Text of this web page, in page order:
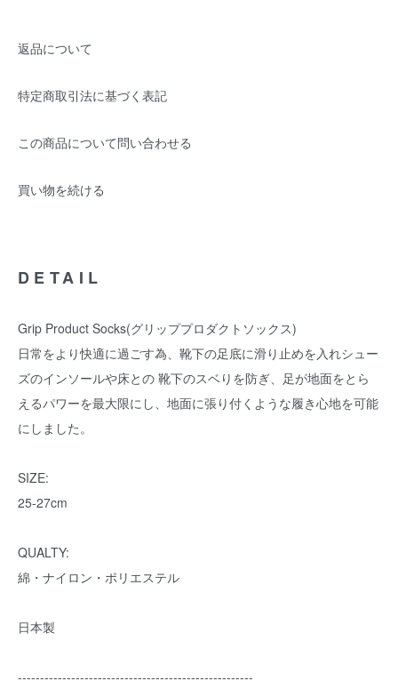
返品について
特定商取引法に基づく表記
この商品について問い合わせる
買い物を続ける
DETAIL
Grip Product Socks(グリッププロダクトソックス)
日常をより快適に過ごす為、靴下の足底に滑り止めを入れシュー
ズのインソールや床との 靴下のスベりを防ぎ、足が地面をとら
えるパワーを最大限にし、地面に張り付くような履き心地を可能
にしました。
SIZE:
25-27cm
QUALTY:
綿・ナイロン・ポリエステル
日本製
-----------------------------------------------------